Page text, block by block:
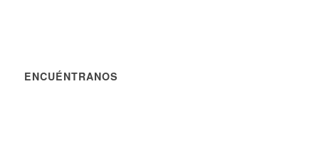
ENCUÉNTRANOS